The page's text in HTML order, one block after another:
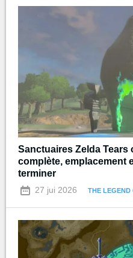
Sanctuaires Zelda Tears
complète, emplacement
terminer
27 jui 2026